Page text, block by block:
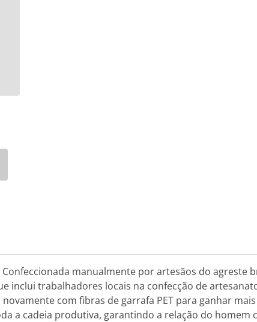
manualmente por artesãos do agreste
inclui trabalhadores locais na confecção de
com fibras de garrafa PET para ganhar
a cadeia produtiva, garantindo a relação do homem